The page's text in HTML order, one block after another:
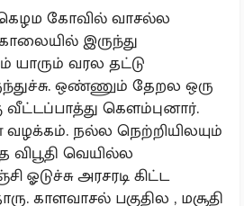
கோவில் வாசல்ல
இருந்து
வரல தட்டு
ஒண்ணும் தேறல ஒரு
கெளம்புனார்.
நல்ல நெற்றியிலயும்
விபூதி வெயில்ல
அரசரடி கிட்ட
காளவாசல் பகுதில , மசூதி